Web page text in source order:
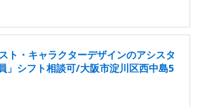
ト・キャラクターデザインのアシスタ
」シフト相談可/大阪市淀川区西中島5